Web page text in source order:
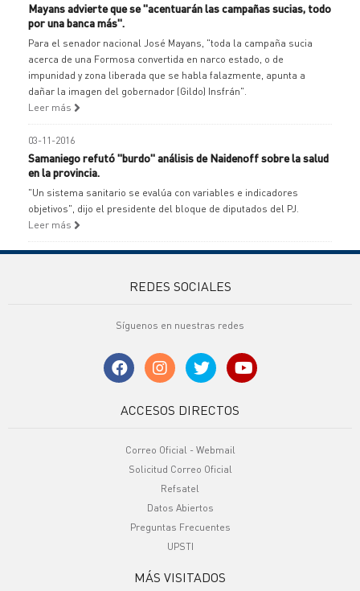
Mayans advierte que se "acentuarán las campañas sucias, todo
por una banca más".
Para el senador nacional José Mayans, "toda la campaña sucia
acerca de una Formosa convertida en narco estado, o de
impunidad y zona liberada que se habla falazmente, apunta a
dañar la imagen del gobernador (Gildo) Insfrán".
Leer más
03-11-2016
Samaniego refutó "burdo" análisis de Naidenoff sobre la salud
en la provincia.
"Un sistema sanitario se evalúa con variables e indicadores
objetivos", dijo el presidente del bloque de diputados del PJ.
Leer más
REDES SOCIALES
Síguenos en nuestras redes
ACCESOS DIRECTOS
Correo Oficial - Webmail
Solicitud Correo Oficial
Refsatel
Datos Abiertos
Preguntas Frecuentes
UPSTI
MÁS VISITADOS